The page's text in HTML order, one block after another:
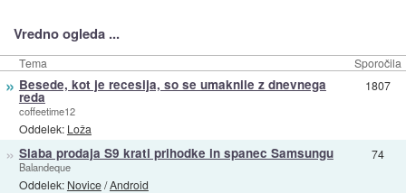
Vredno ogleda ...
Tema Sporočila
» Besede, kot je recesija, so se umaknile z dnevnega
reda
coffeetime12
Oddelek: Loža
1807
» Slaba prodaja S9 krati prihodke in spanec Samsungu
Balandeque
Oddelek: Novice/Android
74